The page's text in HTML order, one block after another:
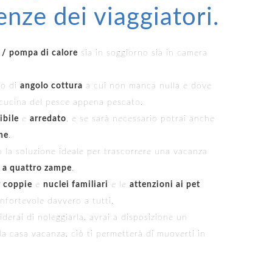
dei viaggiatori.
pompa di calore sia in soggiorno sia in camera
di angolo cottura a cui non manca nulla e dove
del pesce appena pescato.
e arredato, e se sarà necessario potrai anche
.
la soluzione ideale per trascorrere una vacanza
quattro zampe.
coppie e nuclei familiari e le attenzioni ai pet
davvero a tutti.
di noleggiarla, avrai a disposizione un
casa vacanza, ciò ti permetterà di muoverti in